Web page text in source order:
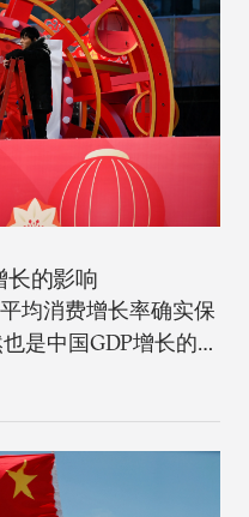
长的影响
均消费增长率确实保
是中国GDP增长的上